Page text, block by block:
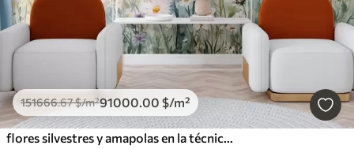
151666.67$/m²91000.00 $/m²
flores silvestres y amapolas en la técnica de los trazos